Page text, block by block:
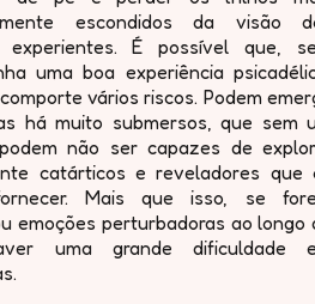
escondidos da visão
É possível que,
uma boa experiência
vários riscos. Podem
há muito submersos, que sem
não ser capazes de
catárticos e reveladores que
Mais que isso, se
emoções perturbadoras ao longo
uma grande dificuldade